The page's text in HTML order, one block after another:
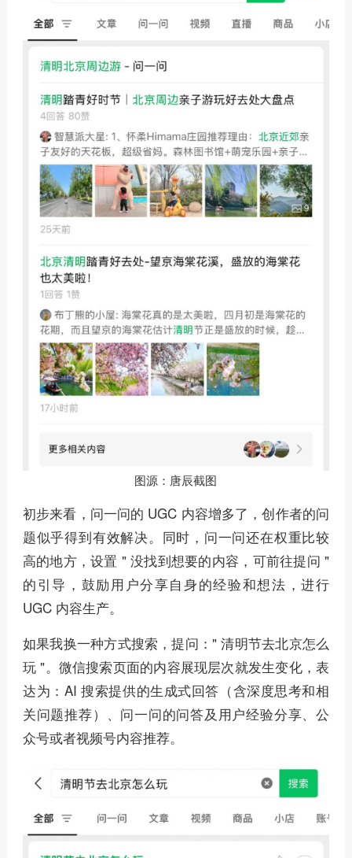
图源：唐辰截图
初步来看，问一问的 UGC 内容增多了，创作者的问
题似乎得到有效解决。同时，问一问还在权重比较
高的地方，设置 " 没找到想要的内容，可前往提问 "
的引导，鼓励用户分享自身的经验和想法，进行
UGC 内容生产。
如果我换一种方式搜索，提问：" 清明节去北京怎么
玩 "。微信搜索页面的内容展现层次就发生变化，表
达为：AI 搜索提供的生成式回答（含深度思考和相
关问题推荐）、问一问的问答及用户经验分享、公
众号或者视频号内容推荐。